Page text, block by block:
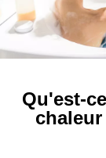
Qu'est-